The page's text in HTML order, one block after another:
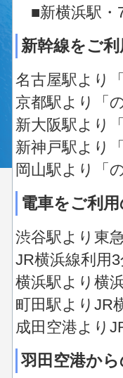
■新横浜駅・
新幹線をご
名古屋駅より
京都駅より「
新大阪駅より
新神戸駅より
岡山駅より「
電車をご利
渋谷駅より東
JR横浜線利用
横浜駅より横
町田駅よりJR
成田空港より
羽田空港か